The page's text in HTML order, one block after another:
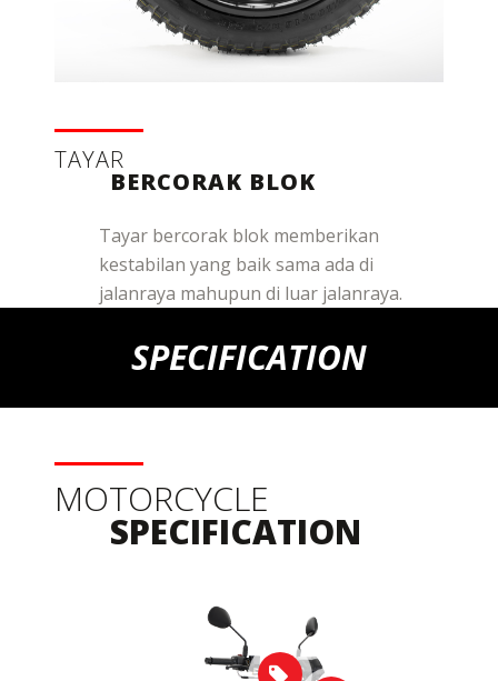
TAYAR
BERCORAK BLOK
Tayar bercorak blok memberikan
kestabilan yang baik sama ada di
jalanraya mahupun di luar jalanraya.
SPECIFICATION
MOTORCYCLE
SPECIFICATION